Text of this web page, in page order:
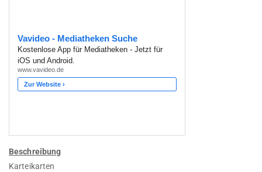
Beschreibung
Karteikarten